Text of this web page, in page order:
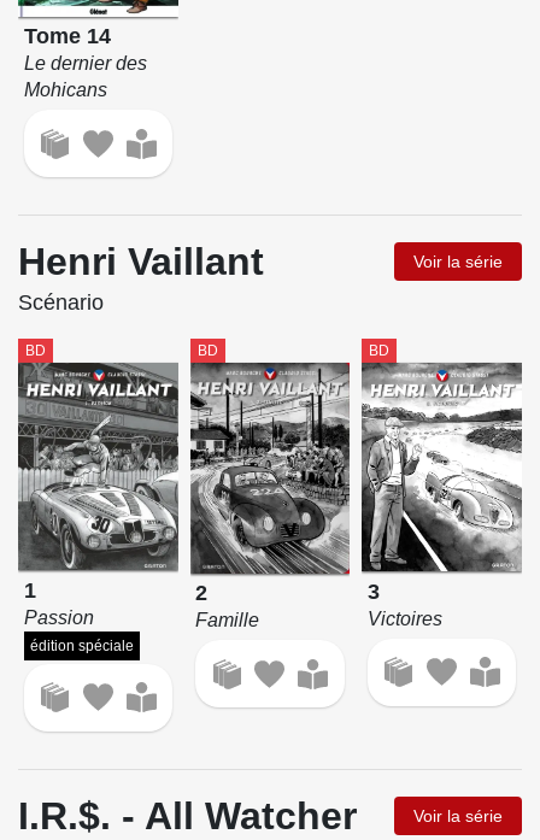
Tome 14
Le dernier des
Mohicans
Henri Vaillant Voir la série
Scénario
BD
1
Passion
édition spéciale
BD
2
Famille
BD
3
Victoires
I.R.$. - All Watcher Voir la série